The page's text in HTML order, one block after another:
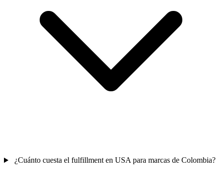
¿Cuánto cuesta el fulfillment en USA para marcas de Colombia?